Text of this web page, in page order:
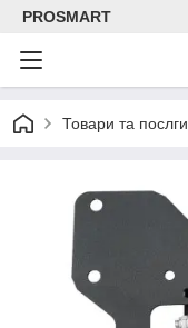
PROSMART
Товари та послги